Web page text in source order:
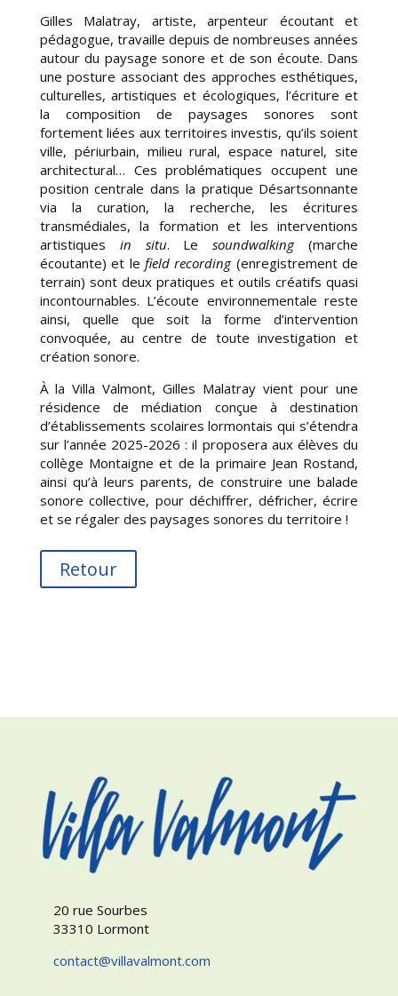
Gilles Malatray, artiste, arpenteur écoutant et
pédagogue, travaille depuis de nombreuses années
autour du paysage sonore et de son écoute. Dans
une posture associant des approches esthétiques,
culturelles, artistiques et écologiques, l’écriture et
la composition de paysages sonores sont
fortement liées aux territoires investis, qu’ils soient
ville, périurbain, milieu rural, espace naturel, site
architectural… Ces problématiques occupent une
position centrale dans la pratique Désartsonnante
via la curation, la recherche, les écritures
transmédiales, la formation et les interventions
artistiques in situ. Le soundwalking(marche
écoutante) et le field recording(enregistrement de
terrain) sont deux pratiques et outils créatifs quasi
incontournables. L’écoute environnementale reste
ainsi, quelle que soit la forme d’intervention
convoquée, au centre de toute investigation et
création sonore.
Àla Villa Valmont, Gilles Malatray vient pour une
résidence de médiation conçue à destination
d’établissements scolaires lormontais qui s’étendra
sur l’année 2025-2026 : il proposera aux élèves du
collège Montaigne et de la primaire Jean Rostand,
ainsi qu’à leurs parents, de construire une balade
sonore collective, pour déchiffrer, défricher, écrire
et se régaler des paysages sonores du territoire !
Retour
20 rue Sourbes
33310 Lormont
contact
villavalmont.com